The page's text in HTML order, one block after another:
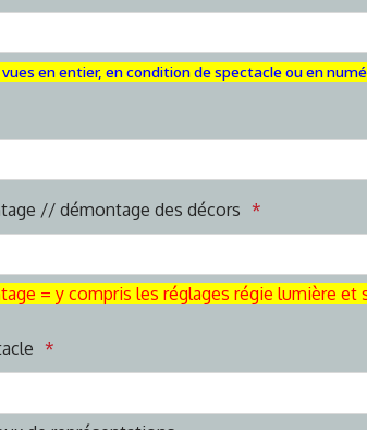
vues en entier, en condition de spectacle ou en
// démontage des décors
= y compris les réglages régie lumière et